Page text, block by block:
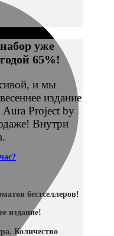
уже
65%!
и мы
издание
Project by
Внутри
бестселлеров!
издание!
Количество